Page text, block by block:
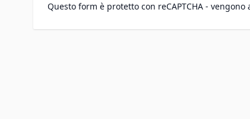
Questo form è protetto con reCAPTCHA - vengono